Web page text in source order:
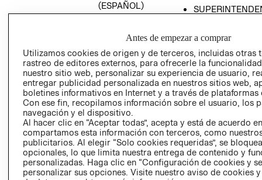
(ESPAÑOL)
TRANSPARENCIA
PETICIONES
QUEJAS Y
RECLAMOS
Colombia ($)
CAMBIAR REGIÓN
Antes de empezar a comprar
Utilizamos cookies de origen y de terceros, incluidas otras
rastreo de editores externos, para ofrecerle la
nuestro sitio web, personalizar su experiencia de usuario,
entregar publicidad personalizada en nuestros sitios web,
boletines informativos en Internet y a través de plataformas
Con ese fin, recopilamos información sobre el usuario, los
navegación y el dispositivo.
Al hacer clic en “Aceptar todas”, acepta y está de acuerdo
compartamos esta información con terceros, como
publicitarios. Al elegir “Solo cookies requeridas”, se
opcionales, lo que limita nuestra entrega de contenido y
personalizadas. Haga clic en “Configuración de cookies y
personalizar sus opciones. Visite nuestro aviso de cookies